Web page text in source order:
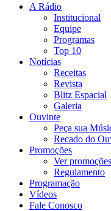
A Rádio
Institucional
Equipe
Programas
Top 10
Notícias
Receitas
Revista
Blitz Espacial
Galeria
Ouvinte
Peça sua
Recado do
Promoções
Ver promoções
Regulamento
Programação
Vídeos
Fale Conosco